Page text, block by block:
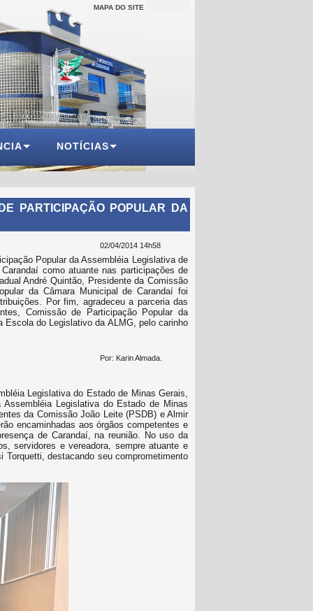
MAPA DO SITE
NOTÍCIAS
PARTICIPAÇÃO POPULAR DA
02/04/2014 14h58
Popular da Assembléia Legislativa de
como atuante nas participações de
André Quintão, Presidente da Comissão
da Câmara Municipal de Carandaí foi
Por fim, agradeceu a parceria das
Comissão de Participação Popular da
do Legislativo da ALMG, pelo carinho
Por: Karin Almada.
Legislativa do Estado de Minas Gerais,
Legislativa do Estado de Minas
da Comissão João Leite (PSDB) e Almir
encaminhadas aos órgãos competentes e
de Carandaí, na reunião. No uso da
servidores e vereadora, sempre atuante e
destacando seu comprometimento